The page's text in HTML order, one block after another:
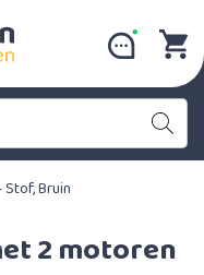
Bruin
2 motoren